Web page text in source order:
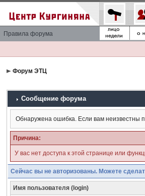
Правила форума
Форум ЭТЦ
Сообщение форума
Обнаружена ошибка. Если вам неизвестны
Причина:
У вас нет доступа к этой странице или
Сейчас вы не авторизованы. Можете
Имя пользователя (login)